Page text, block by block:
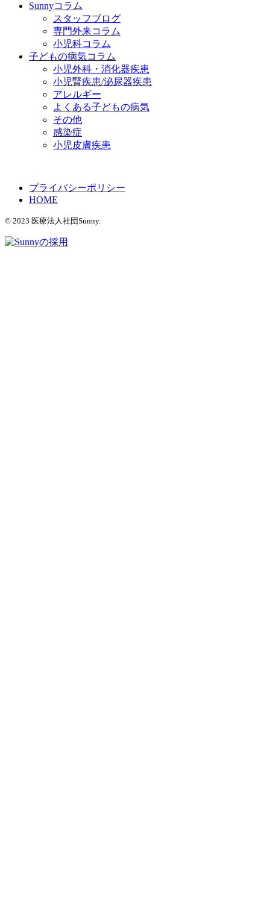
Sunnyコラム
スタッフブログ
専門外来コラム
小児科コラム
子どもの病気コラム
小児外科・消化器疾患
小児腎疾患/泌尿器疾患
アレルギー
よくある子どもの病気
その他
感染症
小児皮膚疾患
プライバシーポリシー
HOME
© 2023 医療法人社団Sunny.